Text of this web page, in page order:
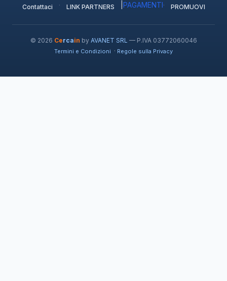
Contattaci · LINK PARTNERS PAGAMENTI· PROMUOVI
© 2026 Cercain by AVANET SRL — P.IVA 03772060046
Termini e Condizioni · Regole sulla Privacy